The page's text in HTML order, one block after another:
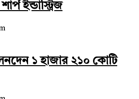
ইন্ডাস্ট্রিজ
১ হাজার ২১০ কোটি